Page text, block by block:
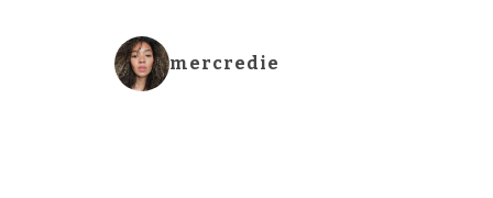
mercredie